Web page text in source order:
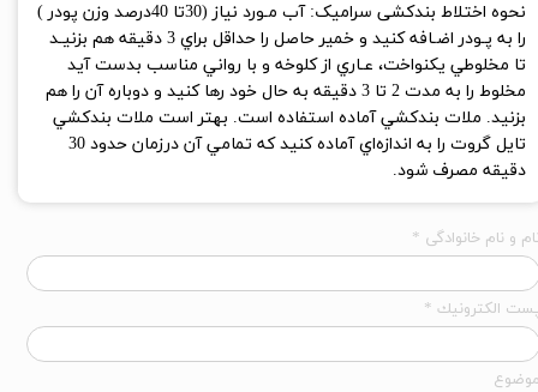
نحوه اختلاط بندکشی سرامیک: آب مـورد نياز (30تا 40درصد وزن پودر )
را به پـودر اضـافه كنيد و خمير حاصل را حداقل براي 3 دقيقه هم بزنيـد
تا مخلوطي يكنواخت، عـاري از كلوخه و با رواني مناسب بدست آيد
مخلوط را به مدت 2 تا 3 دقيقه به حال خود رها كنيد و دوباره آن را هم
بزنيد. ملات بندكشي آماده استفاده است. بهتر است ملات بندكشي
تايل گروت را به اندازه‌اي آماده كنيد كه تمامي آن درزمان حدود 30
دقيقه مصرف شود.
و نام خانوادگی *
الكترونيك *